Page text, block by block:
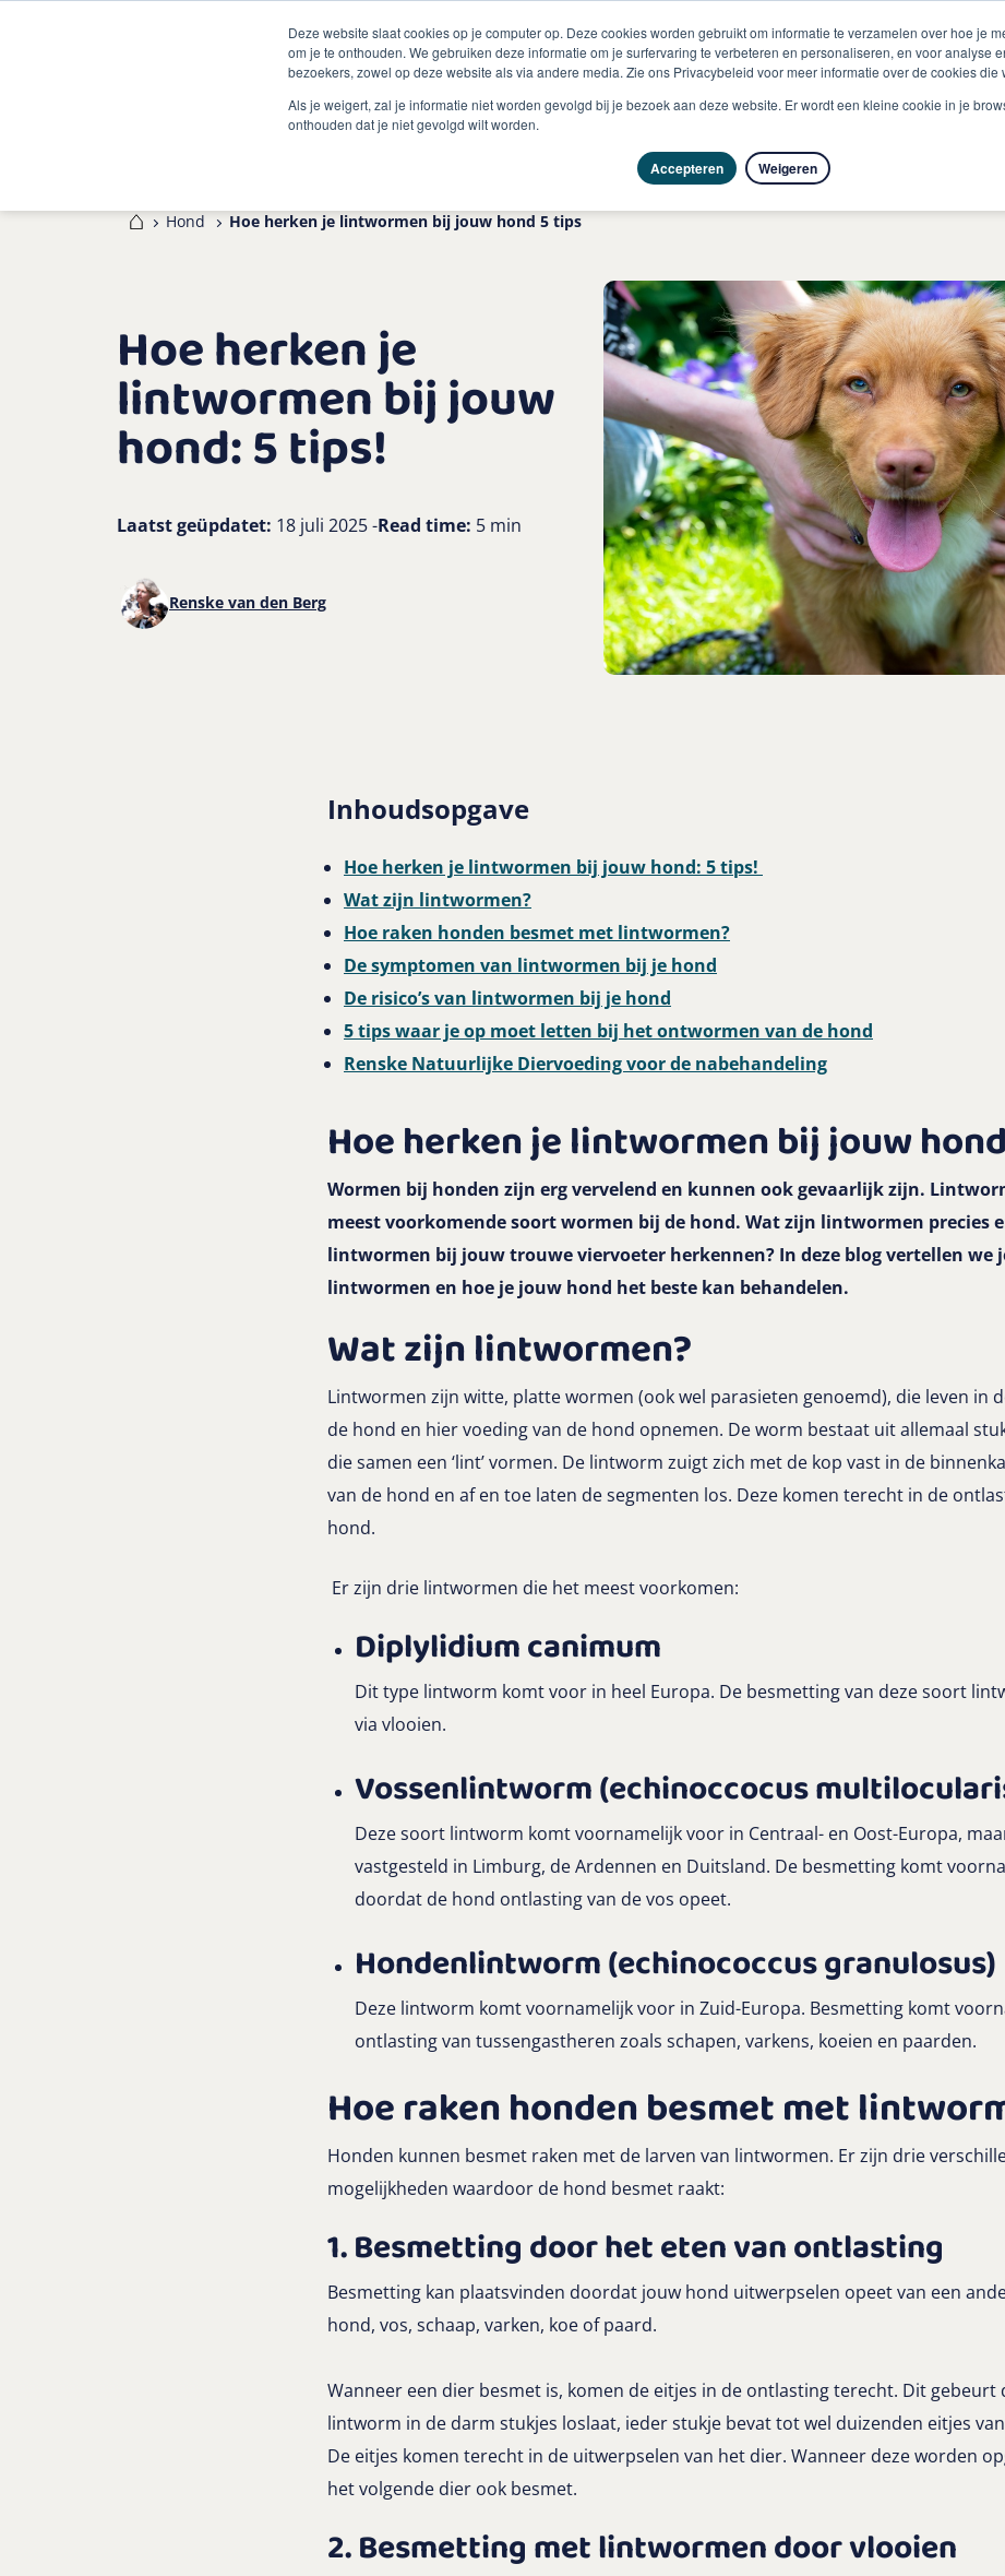
Deze website slaat cookies op je computer op. Deze cookies worden gebruikt om informatie te verzamelen over hoe je
om je te onthouden. We gebruiken deze informatie om je surfervaring te verbeteren en personaliseren, en voor analyse
bezoekers, zowel op deze website als via andere media. Zie ons Privacybeleid voor meer informatie over de cookies die
Als je weigert, zal je informatie niet worden gevolgd bij je bezoek aan deze website. Er wordt een kleine cookie in je
onthouden dat je niet gevolgd wilt worden.
Accepteren Weigeren
Producten Vragen & advies Kennisbank Over
Hond Hoe herken je lintwormen bij jouw hond 5 tips
Hoe herken je
lintwormen bij jouw
hond: 5 tips!
Laatst geüpdatet: 18 juli 2025 -Read time: 5 min
Renske van den Berg
Inhoudsopgave
Hoe herken je lintwormen bij jouw hond: 5 tips!
Wat zijn lintwormen?
Hoe raken honden besmet met lintwormen?
De symptomen van lintwormen bij je hond
De risico’s van lintwormen bij je hond
5 tips waar je op moet letten bij het ontwormen van de hond
Renske Natuurlijke Diervoeding voor de nabehandeling
Hoe herken je lintwormen bij jouw
Wormen bij honden zijn erg vervelend en kunnen ook gevaarlijk zijn.
meest voorkomende soort wormen bij de hond. Wat zijn lintwormen precies
lintwormen bij jouw trouwe viervoeter herkennen? In deze blog vertellen we
lintwormen en hoe je jouw hond het beste kan behandelen.
Wat zijn lintwormen?
Lintwormen zijn witte, platte wormen (ook wel parasieten genoemd), die leven in
de hond en hier voeding van de hond opnemen. De worm bestaat uit allemaal
die samen een ‘lint’ vormen. De lintworm zuigt zich met de kop vast in de
van de hond en af en toe laten de segmenten los. Deze komen terecht in de
hond.
Er zijn drie lintwormen die het meest voorkomen:
Diplylidium canimum
Dit type lintworm komt voor in heel Europa. De besmetting van deze soort
via vlooien.
Vossenlintworm (echinoccocus
Deze soort lintworm komt voornamelijk voor in Centraal- en Oost-Europa,
vastgesteld in Limburg, de Ardennen en Duitsland. De besmetting komt
doordat de hond ontlasting van de vos opeet.
Hondenlintworm (echinococcus granulosus)
Deze lintworm komt voornamelijk voor in Zuid-Europa. Besmetting komt
ontlasting van tussengastheren zoals schapen, varkens, koeien en paarden.
Hoe raken honden besmet met
Honden kunnen besmet raken met de larven van lintwormen. Er zijn drie
mogelijkheden waardoor de hond besmet raakt:
1. Besmetting door het eten van ontlasting
Besmetting kan plaatsvinden doordat jouw hond uitwerpselen opeet van een
hond, vos, schaap, varken, koe of paard.
Wanneer een dier besmet is, komen de eitjes in de ontlasting terecht. Dit gebeurt
lintworm in de darm stukjes loslaat, ieder stukje bevat tot wel duizenden eitjes
De eitjes komen terecht in de uitwerpselen van het dier. Wanneer deze worden
het volgende dier ook besmet.
2. Besmetting met lintwormen door vlooien